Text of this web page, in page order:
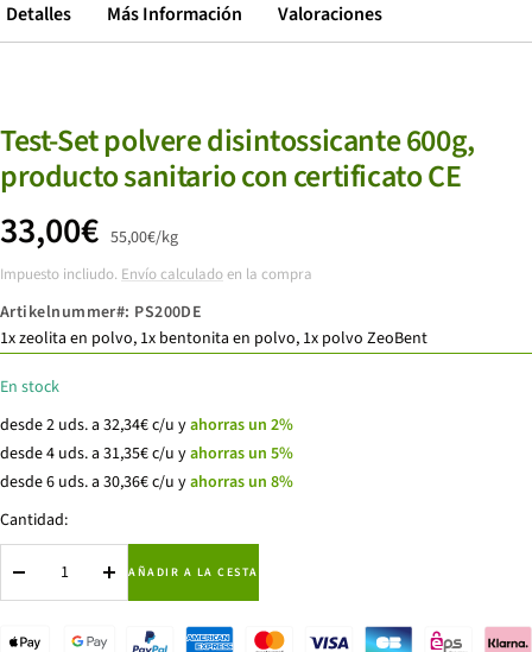
Detalles Más Información Valoraciones
Test-Set polvere disintossicante 600g,
producto sanitario con certificato CE
Precio
de
venta
33,00€ 55,00€/kg
Impuesto incliudo. Envío calculadoen la compra
Artikelnummer#: PS200DE
1x zeolita en polvo, 1x bentonita en polvo, 1x polvo ZeoBent
En stock
desde 2 uds. a 32,34€ c/u yahorras un 2%
desde 4 uds. a 31,35€ c/u yahorras un 5%
desde 6 uds. a 30,36€ c/u yahorras un 8%
Cantidad:
Decrecer
Aumentar
AÑADIR A LA CESTA